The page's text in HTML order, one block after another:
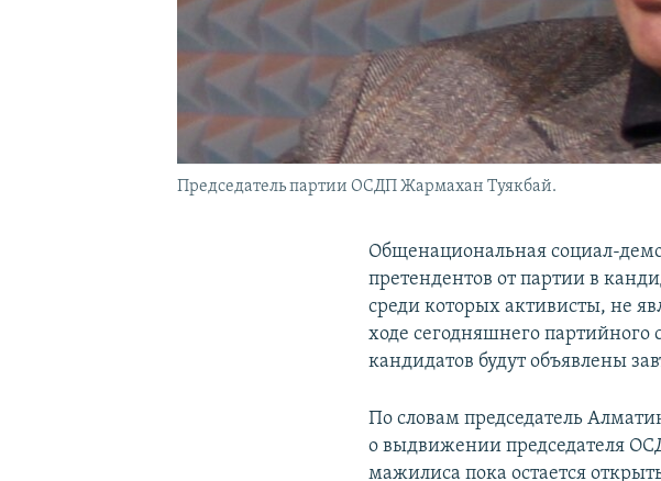
Председатель партии ОСДП Жармахан Туякбай.
Общенациональная социал-
претендентов от партии в
среди которых активисты, не
ходе сегодняшнего
кандидатов будут объявлены
По словам председатель
о выдвижении председателя
мажилиса пока остается